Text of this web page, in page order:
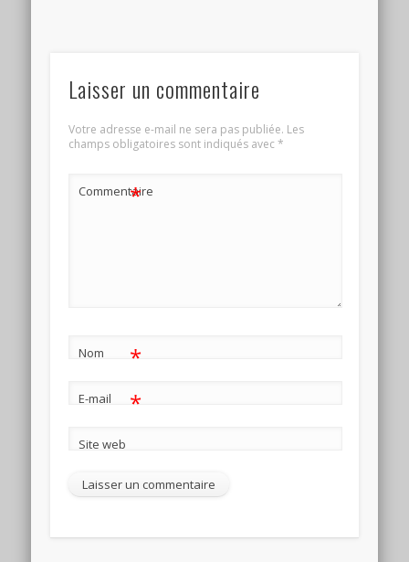
Laisser un commentaire
Votre adresse e-mail ne sera pas publiée. Les
champs obligatoires sont indiqués avec*
Commentaire
*
Nom *
E-mail *
Site web